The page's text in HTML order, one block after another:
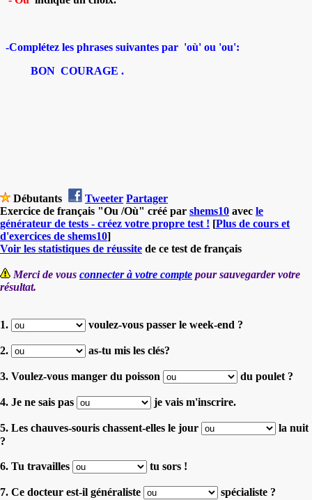
-Complétez les phrases suivantes par 'où' ou 'ou':
BON COURAGE .
Débutants Tweeter Partager
Exercice de français "Ou /Où" créé par shems10 avec le
générateur de tests - créez votre propre test ! [Plus de cours et
d'exercices de shems10]
Voir les statistiques de réussite de ce test de français
Merci de vous connecter à votre compte pour sauvegarder votre
résultat.
1. voulez-vous passer le week-end ?
2. as-tu mis les clés?
3. Voulez-vous manger du poisson du poulet ?
4. Je ne sais pas je vais m'inscrire.
5. Les chauves-souris chassent-elles le jour
la nuit
?
6. Tu travailles tu sors !
7. Ce docteur est-il généraliste spécialiste ?